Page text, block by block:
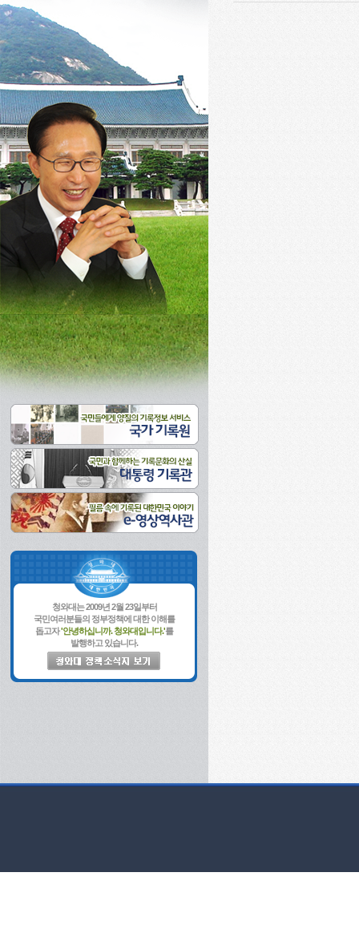
청와대는 2009년 2월 23일부터
국민여러분들의 정부정책에 대한 이해를
돕고자'안녕하십니까. 청와대입니다.'를
발행하고 있습니다.